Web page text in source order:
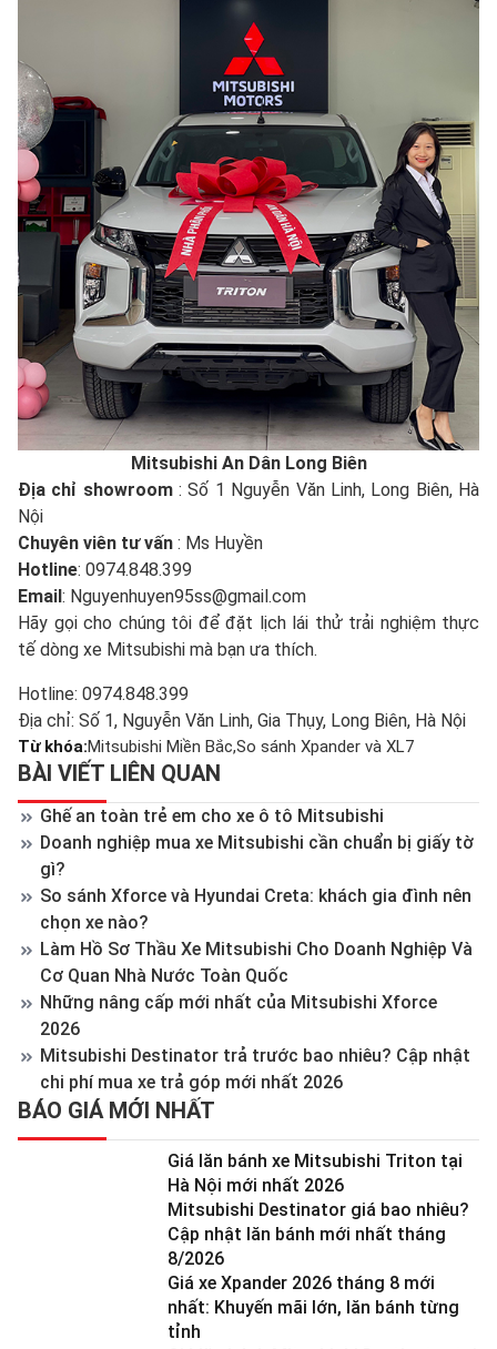
Mitsubishi An Dân Long Biên
Địa chỉ showroom: Số 1 Nguyễn Văn Linh, Long Biên, Hà
Nội
Chuyên viên tư vấn : Ms Huyền
Hotline: 0974.848.399
Email : Nguyenhuyen95ss@gmail.com
Hãy gọi cho chúng tôi để đặt lịch lái thử trải nghiệm thực
tế dòng xe Mitsubishi mà bạn ưa thích.
Hotline: 0974.848.399
Địa chỉ: Số 1, Nguyễn Văn Linh, Gia Thụy, Long Biên, Hà Nội
Từ khóa:Mitsubishi Miền Bắc So sánh Xpander và XL7
BÀI VIẾT LIÊN QUAN
Ghế an toàn trẻ em cho xe ô tô Mitsubishi
Doanh nghiệp mua xe Mitsubishi cần chuẩn bị giấy tờ
gì?
So sánh Xforce và Hyundai Creta: khách gia đình nên
chọn xe nào?
Làm Hồ Sơ Thầu Xe Mitsubishi Cho Doanh Nghiệp Và
Cơ Quan Nhà Nước Toàn Quốc
Những nâng cấp mới nhất của Mitsubishi Xforce
2026
Mitsubishi Destinator trả trước bao nhiêu? Cập nhật
chi phí mua xe trả góp mới nhất 2026
BÁO GIÁ MỚI NHẤT
Giá lăn bánh xe Mitsubishi Triton tại
Hà Nội mới nhất 2026
Mitsubishi Destinator giá bao nhiêu?
Cập nhật lăn bánh mới nhất tháng
8/2026
Giá xe Xpander 2026 tháng 8 mới
nhất: Khuyến mãi lớn, lăn bánh từng
tỉnh